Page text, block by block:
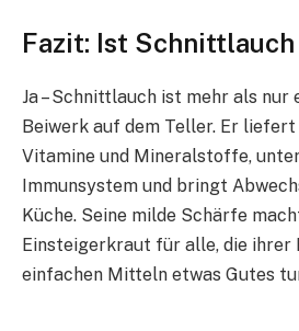
Fazit: Ist Schnittlauch
Ja – Schnittlauch ist mehr als nur
Beiwerk auf dem Teller. Er
Vitamine und Mineralstoffe,
Immunsystem und bringt
Küche. Seine milde Schärfe
Einsteigerkraut für alle, die ihrer
einfachen Mitteln etwas Gutes